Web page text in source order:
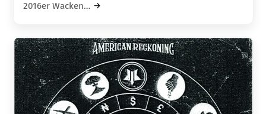
2016er Wacken…